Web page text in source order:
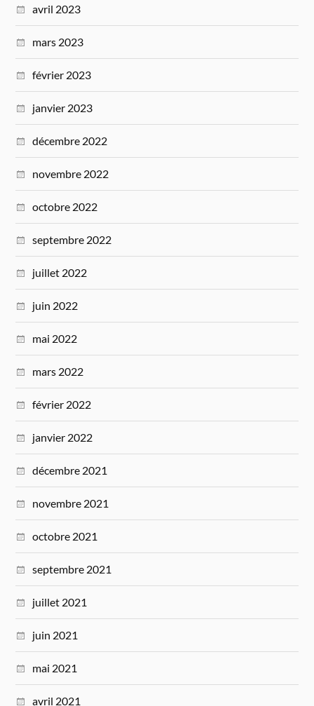
avril 2023
mars 2023
février 2023
janvier 2023
décembre 2022
novembre 2022
octobre 2022
septembre 2022
juillet 2022
juin 2022
mai 2022
mars 2022
février 2022
janvier 2022
décembre 2021
novembre 2021
octobre 2021
septembre 2021
juillet 2021
juin 2021
mai 2021
avril 2021